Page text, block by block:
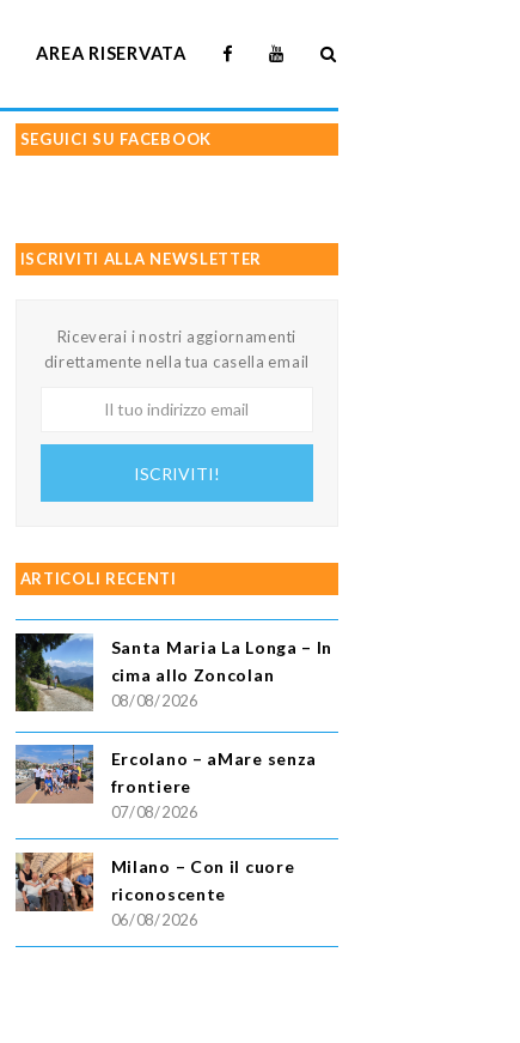
AREA RISERVATA
SEGUICI SU FACEBOOK
ISCRIVITI ALLA NEWSLETTER
Riceverai i nostri aggiornamenti
direttamente nella tua casella email
ISCRIVITI!
ARTICOLI RECENTI
Santa Maria La Longa – In
cima allo Zoncolan
08/08/2026
Ercolano – aMare senza
frontiere
07/08/2026
Milano – Con il cuore
riconoscente
06/08/2026